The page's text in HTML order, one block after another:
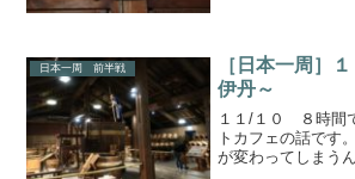
神様は熊野三山と
日本一周 前半戦
［日本一周］
伊丹～
１１/１０ ８時間
トカフェの話です
が変わってしまう